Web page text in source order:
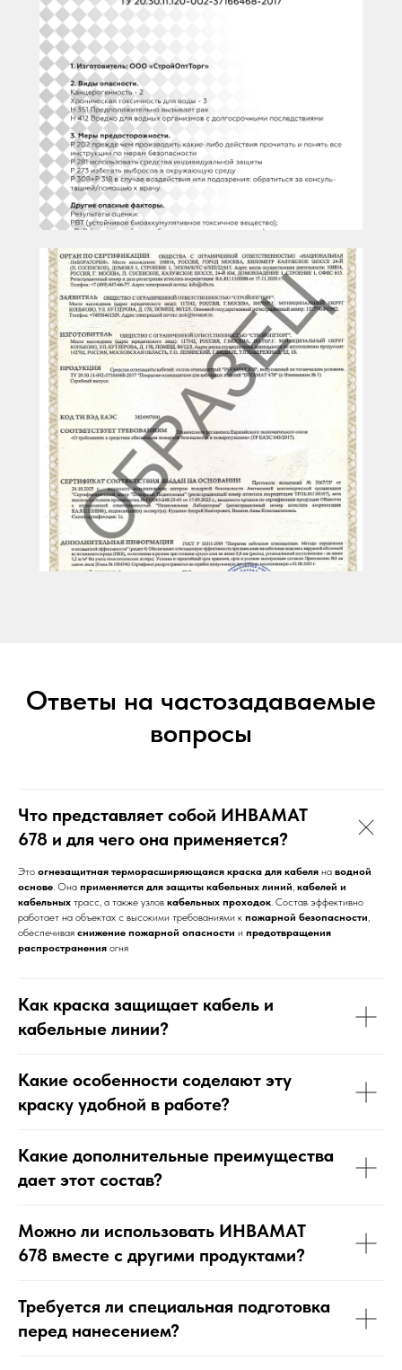
Ответы на частозадаваемые
вопросы
Что представляет собой ИНВАМАТ
678 и для чего она применяется?
Это огнезащитная терморасширяющаяся краска для кабеля на водной
основе. Она применяется для защиты кабельных линий, кабелей и
кабельных трасс, а также узлов кабельных проходок. Состав эффективно
работает на объектах с высокими требованиями к пожарной безопасности,
обеспечивая снижение пожарной опасности и предотвращения
распространения огня
Как краска защищает кабель и
кабельные линии?
Какие особенности соделают эту
краску удобной в работе?
Какие дополнительные преимущества
дает этот состав?
Можно ли использовать ИНВАМАТ
678 вместе с другими продуктами?
Требуется ли специальная подготовка
перед нанесением?